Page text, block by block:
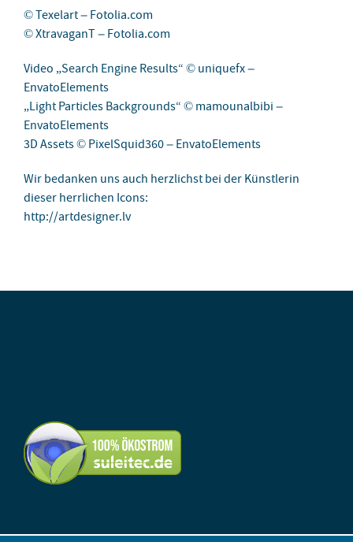
© Texelart – Fotolia.com
© XtravaganT – Fotolia.com
Video „Search Engine Results“ © uniquefx –
EnvatoElements
„Light Particles Backgrounds“ © mamounalbibi –
EnvatoElements
3D Assets © PixelSquid360 – EnvatoElements
Wir bedanken uns auch herzlichst bei der Künstlerin
dieser herrlichen Icons:
http://artdesigner.lv